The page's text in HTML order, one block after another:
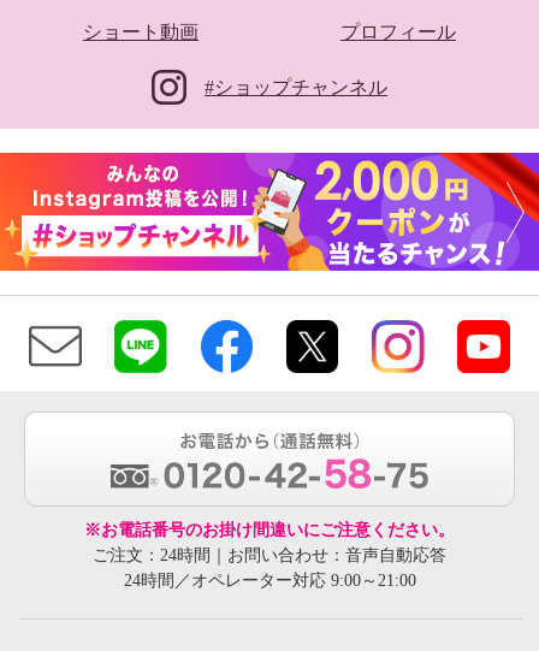
ショート動画 プロフィール
#ショップチャンネル
※お電話番号のお掛け間違いにご注意ください。
ご注文：24時間｜お問い合わせ：音声自動応答
24時間／オペレーター対応 9:00～21:00